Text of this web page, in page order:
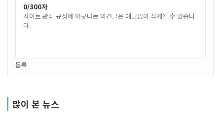
0/300자
등록
많이 본 뉴스